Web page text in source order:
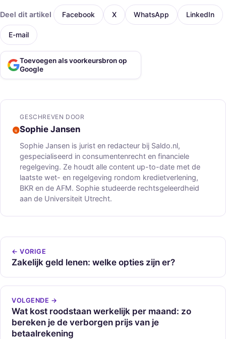
Deel dit artikel Facebook X WhatsApp LinkedIn
E-mail
Toevoegen als voorkeursbron op
Google
GESCHREVEN DOOR
Sophie Jansen
Sophie Jansen is jurist en redacteur bij Saldo.nl,
gespecialiseerd in consumentenrecht en financiele
regelgeving. Ze houdt alle content up-to-date met de
laatste wet- en regelgeving rondom kredietverlening,
BKR en de AFM. Sophie studeerde rechtsgeleerdheid
aan de Universiteit Utrecht.
← VORIGE
Zakelijk geld lenen: welke opties zijn er?
VOLGENDE →
Wat kost roodstaan werkelijk per maand: zo
bereken je de verborgen prijs van je
betaalrekening